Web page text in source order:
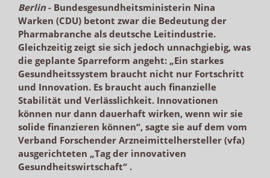
Berlin- Bundesgesundheitsministerin Nina
Warken (CDU) betont zwar die Bedeutung der
Pharmabranche als deutsche Leitindustrie.
Gleichzeitig zeigt sie sich jedoch unnachgiebig, was
die geplante Sparreform angeht: „Ein starkes
Gesundheitssystem braucht nicht nur Fortschritt
und Innovation. Es braucht auch finanzielle
Stabilität und Verlässlichkeit. Innovationen
können nur dann dauerhaft wirken, wenn wir sie
solide finanzieren können“, sagte sie auf dem vom
Verband Forschender Arzneimittelhersteller (vfa)
ausgerichteten „Tag der innovativen
Gesundheitswirtschaft“ .